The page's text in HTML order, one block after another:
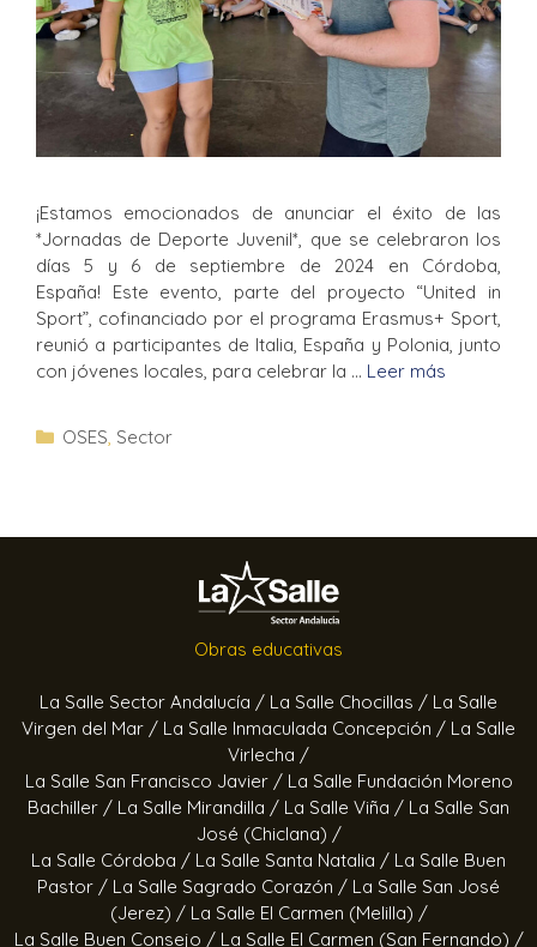
¡Estamos emocionados de anunciar el éxito de las
*Jornadas de Deporte Juvenil*, que se celebraron los
días 5 y 6 de septiembre de 2024 en Córdoba,
España! Este evento, parte del proyecto “United in
Sport”, cofinanciado por el programa Erasmus+ Sport,
reunió a participantes de Italia, España y Polonia, junto
con jóvenes locales, para celebrar la … Leer más
OSES Sector
Obras educativas
La Salle Sector Andalucía / La Salle Chocillas / La Salle
Virgen del Mar / La Salle Inmaculada Concepción / La Salle
Virlecha /
La Salle San Francisco Javier / La Salle Fundación Moreno
Bachiller / La Salle Mirandilla / La Salle Viña / La Salle San
José (Chiclana) /
La Salle Córdoba / La Salle Santa Natalia / La Salle Buen
Pastor / La Salle Sagrado Corazón / La Salle San José
(Jerez) / La Salle El Carmen (Melilla) /
La Salle Buen Consejo / La Salle El Carmen (San Fernando) /